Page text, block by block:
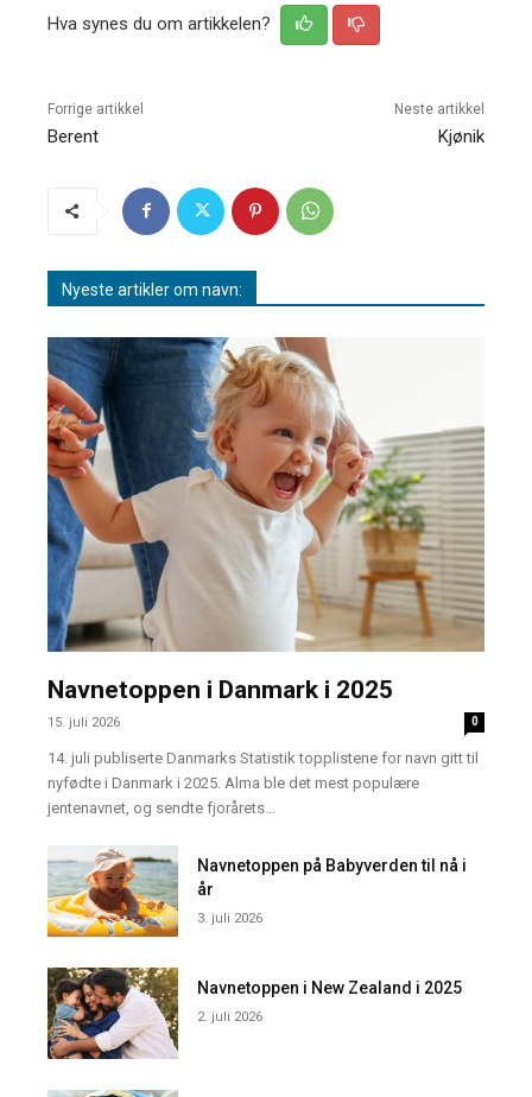
Hva synes du om artikkelen?
Forrige artikkel
Berent
Neste artikkel
Kjønik
Nyeste artikler om navn:
Navnetoppen i Danmark i 2025
15. juli 2026 0
14. juli publiserte Danmarks Statistik topplistene for navn gitt til
nyfødte i Danmark i 2025. Alma ble det mest populære
jentenavnet, og sendte fjorårets...
Navnetoppen på Babyverden til nå i
år
3. juli 2026
Navnetoppen i New Zealand i 2025
2. juli 2026